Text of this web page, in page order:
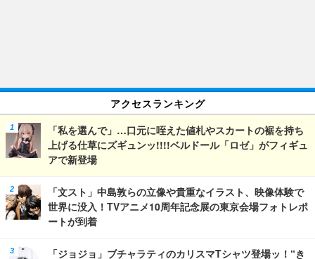
アクセスランキング
「私を選んで」…口元に咥えた値札やスカートの裾を持ち
上げる仕草にズギュンッ!!!!ベルドール「ロゼ」がフィギュ
アで新登場
「文スト」中島敦らの立像や貴重なイラスト、映像体験で
世界に没入！TVアニメ10周年記念展の東京会場フォトレポ
ートが到着
「ジョジョ」ブチャラティのカリスマTシャツ登場ッ！“き